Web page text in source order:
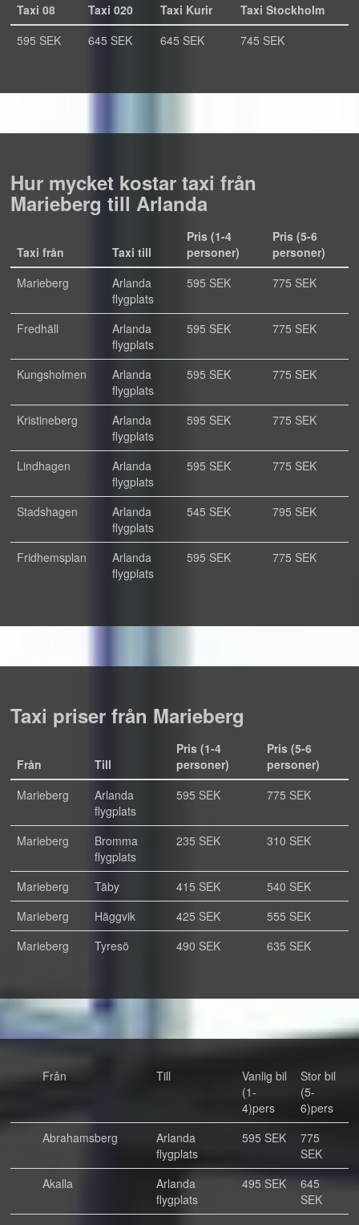
Taxi 08 Taxi 020 Taxi Kurir
Taxi Stockholm
595 SEK
645 SEK 645 SEK 745 SEK
Hur mycket kostar taxi från
Marieberg till Arlanda
Taxi från Taxi till
Pris (1-4
personer)
Pris (5-6
personer)
Marieberg
Arlanda
flygplats
595 SEK 775 SEK
Fredhäll
Arlanda
flygplats
595 SEK 775 SEK
Kungsholmen
Arlanda
flygplats
595 SEK 775 SEK
Kristineberg
Arlanda
flygplats
595 SEK 775 SEK
Lindhagen
Arlanda
flygplats
595 SEK 775 SEK
Stadshagen
Arlanda
flygplats
545 SEK 795 SEK
Fridhemsplan
Arlanda
flygplats
595 SEK 775 SEK
Taxi priser från Marieberg
Från Till
Pris (1-4
personer)
Pris (5-6
personer)
Marieberg
Arlanda
flygplats
595 SEK 775 SEK
Marieberg
Bromma
flygplats
235 SEK 310 SEK
Marieberg Täby 415 SEK
540 SEK
Marieberg
Häggvik 425 SEK
555 SEK
Marieberg
Tyresö 490 SEK 635 SEK
Från Till
Vanlig bil
(1-
4)pers
Stor bil
(5-
6)pers
Abrahamsberg
Arlanda
flygplats
595 SEK
775
SEK
Akalla
Arlanda
flygplats
495 SEK
645
SEK